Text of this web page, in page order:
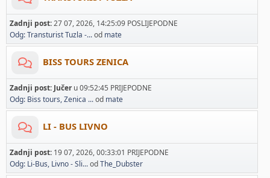
Zadnji post:27 07, 2026, 14:25:09 POSLIJEPODNE
Odg: Transturist Tuzla -...od mate
BISS TOURS ZENICA
Zadnji post: Jučeru 09:52:45 PRIJEPODNE
Odg: Biss tours, Zenica ...od mate
LI - BUS LIVNO
Zadnji post: 19 07, 2026, 00:33:01 PRIJEPODNE
Odg: Li-Bus, Livno - Sli...odThe_Dubster